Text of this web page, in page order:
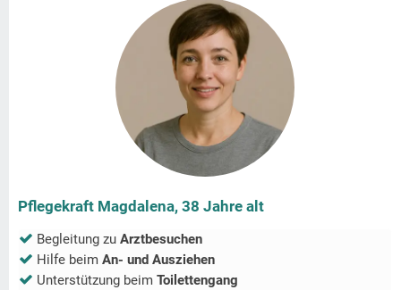
Pflegekraft Magdalena, 38 Jahre alt
Begleitung zu Arztbesuchen
Hilfe beim An- und Ausziehen
Unterstützung beim Toilettengang